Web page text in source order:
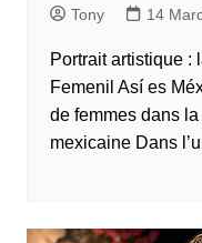
Tony 14
Portrait artistique :
Femenil Así es
de femmes dans
mexicaine Dans